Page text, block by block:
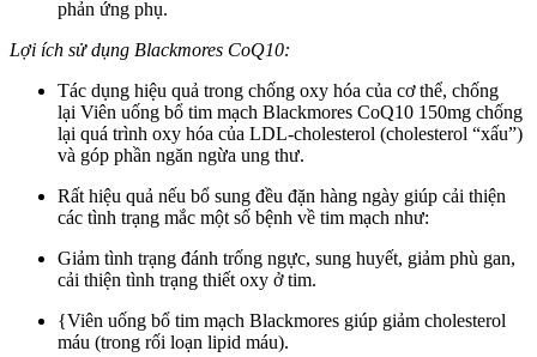
phản ứng phụ.
Lợi ích sử dụng Blackmores CoQ10:
Tác dụng hiệu quả trong chống oxy hóa của cơ thể, chống
lại Viên uống bổ tim mạch Blackmores CoQ10 150mg chống
lại quá trình oxy hóa của LDL-cholesterol (cholesterol “xấu”)
và góp phần ngăn ngừa ung thư.
Rất hiệu quả nếu bổ sung đều đặn hàng ngày giúp cải thiện
các tình trạng mắc một số bệnh về tim mạch như:
Giảm tình trạng đánh trống ngực, sung huyết, giảm phù gan,
cải thiện tình trạng thiết oxy ở tim.
{Viên uống bổ tim mạch Blackmores giúp giảm cholesterol
máu (trong rối loạn lipid máu).